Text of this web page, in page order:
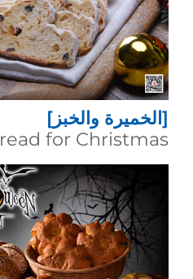
[الخميرة والخبز]
for Christmas